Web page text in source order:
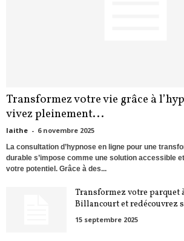
Transformez votre vie grâce à
vivez pleinement...
laithe - 6 novembre 2025
La consultation d’hypnose en ligne pour une
durable s’impose comme une solution accessible
votre potentiel. Grâce à des...
Transformez votre parquet
Billancourt et redécouvrez
15 septembre 2025